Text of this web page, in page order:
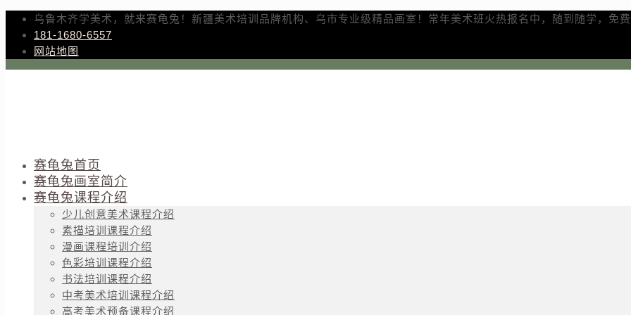
乌鲁木齐学美术，就来赛龟兔！新疆美术培训品牌机构、乌市专业级精品画室！常年美术班火热报名中，随到随学，免
181-1680-6557
网站地图
赛龟兔首页
赛龟兔画室简介
赛龟兔课程介绍
少儿创意美术课程介绍
素描培训课程介绍
漫画课程培训介绍
色彩培训课程介绍
书法培训课程介绍
中考美术培训课程介绍
高考美术预备课程介绍